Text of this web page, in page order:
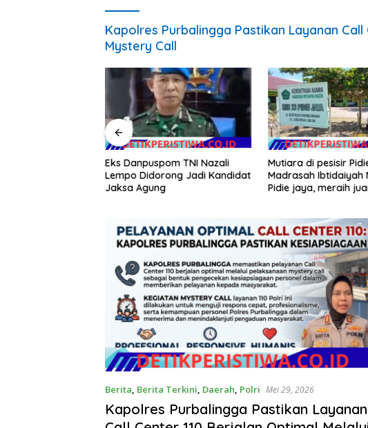
Kapolres Purbalingga Pastikan Layanan
Mystery Call
Eks Danpuspom TNI Nazali
Lempo Didorong Jadi Kandidat
Jaksa Agung
Mutiara di pesisir
Madrasah Ibtidaiyah
Pidie jaya, meraih
Berita, Berita Terkini, Daerah, Polri Mei 29, 2026
Kapolres Purbalingga Pastikan Layanan